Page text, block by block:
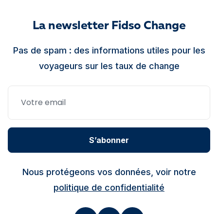
La newsletter Fidso Change
Pas de spam : des informations utiles pour les
voyageurs sur les taux de change
S’abonner
Nous protégeons vos données, voir notre
politique de confidentialité